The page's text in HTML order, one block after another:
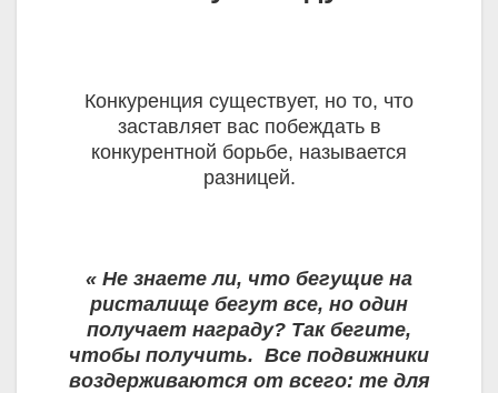
Конкуренция существует, но то, что
заставляет вас побеждать в
конкурентной борьбе, называется
разницей.
« Не знаете ли, что бегущие на
ристалище бегут все, но один
получает награду? Так бегите,
чтобы получить. Все подвижники
воздерживаются от всего: те для